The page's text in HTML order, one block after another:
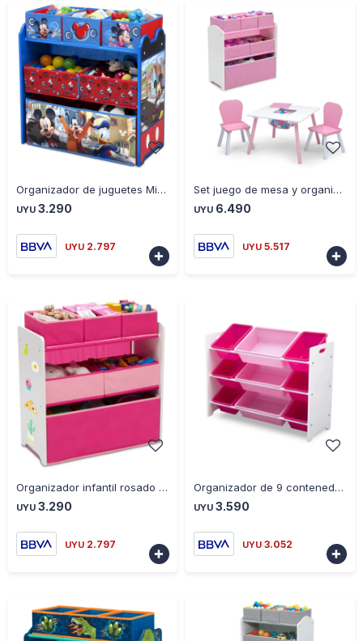
Organizador de juguetes Mickey Mouse de 6 contenedores - AZUL
UYU 3.290
UYU 2.797

Set juego de mesa y organizador infantil 6 contenedores rosa - ROSADO
UYU 6.490
UYU 5.517

Organizador infantil rosado de 6 contenedores - ROSADO
UYU 3.290
UYU 2.797

Organizador de 9 contenedores de plástico rosado y fucsia - ROSA-BLANCO
UYU 3.590
UYU 3.052
